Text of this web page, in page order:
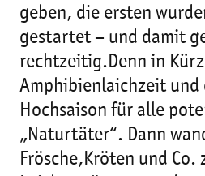
geben, die ersten
gestartet – und damit
rechtzeitig.Denn in
Amphibienlaichzeit und
Hochsaison für alle
„Naturtäter“. Dann
Frösche,Kröten und Co.